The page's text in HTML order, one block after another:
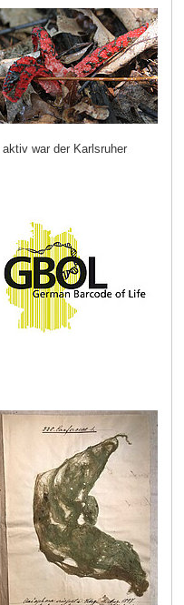
war der Karlsruher